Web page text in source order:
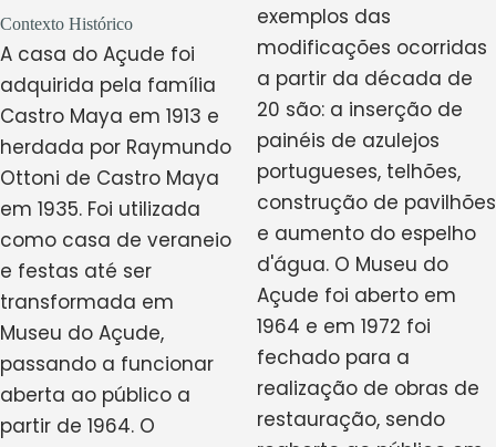
Contexto Histórico
A casa do Açude foi
adquirida pela família
Castro Maya em 1913 e
herdada por Raymundo
Ottoni de Castro Maya
em 1935. Foi utilizada
como casa de veraneio
e festas até ser
transformada em
Museu do Açude,
passando a funcionar
aberta ao público a
partir de 1964. O
exemplos das
modificações ocorridas
a partir da década de
20 são: a inserção de
painéis de azulejos
portugueses, telhões,
construção de pavilhões
e aumento do espelho
d'água. O Museu do
Açude foi aberto em
1964 e em 1972 foi
fechado para a
realização de obras de
restauração, sendo